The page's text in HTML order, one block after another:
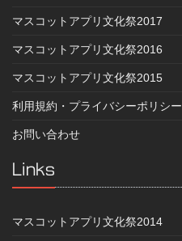
マスコットアプリ文化祭2017
マスコットアプリ文化祭2016
マスコットアプリ文化祭2015
利用規約・プライバシーポリシー
お問い合わせ
Links
マスコットアプリ文化祭2014